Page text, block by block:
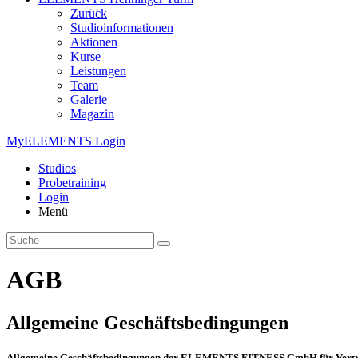
Zurück
Studioinformationen
Aktionen
Kurse
Leistungen
Team
Galerie
Magazin
MyELEMENTS Login
Studios
Probe­training
Login
Menü
AGB
Allgemeine Geschäftsbedingungen